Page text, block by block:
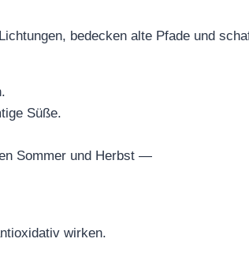
bedecken alte Pfade und
Süße.
Sommer und Herbst —
wirken.